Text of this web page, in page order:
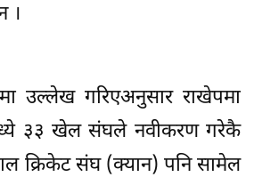
।
उल्लेख गरिएअनुसार राखेपमा
३३ खेल संघले नवीकरण गरेकै
क्रिकेट संघ (क्यान) पनि सामेल